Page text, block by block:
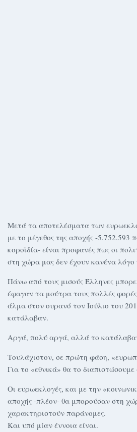
Μετά τα αποτελέσματα των
με το μέγεθος της αποχής -5.752.593
κοροϊδία- είναι προφανές πως οι
στη χώρα μας δεν έχουν κανένα λόγο
Πάνω από τους μισούς Έλληνες
έφαγαν τα μούτρα τους πολλές
άλμα στον ουρανό τον Ιούλιο του
κατάλαβαν.
Αργά, πολύ αργά, αλλά το
Τουλάχιστον, σε πρώτη φάση,
Για το «εθνικά» θα το
Οι ευρωεκλογές, και με την
αποχής -πλέον- θα μπορούσαν στη
χαρακτηριστούν παράνομες.
Και υπό μίαν έννοια είναι.